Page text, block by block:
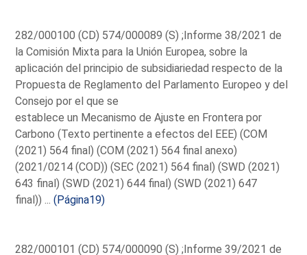
282/000100 (CD) 574/000089 (S) ;Informe 38/2021 de
la Comisión Mixta para la Unión Europea, sobre la
aplicación del principio de subsidiariedad respecto de la
Propuesta de Reglamento del Parlamento Europeo y del
Consejo por el que se
establece un Mecanismo de Ajuste en Frontera por
Carbono (Texto pertinente a efectos del EEE) (COM
(2021) 564 final) (COM (2021) 564 final anexo)
(2021/0214 (COD)) (SEC (2021) 564 final) (SWD (2021)
643 final) (SWD (2021) 644 final) (SWD (2021) 647
final)) ...(Página19)
282/000101 (CD) 574/000090 (S) ;Informe 39/2021 de